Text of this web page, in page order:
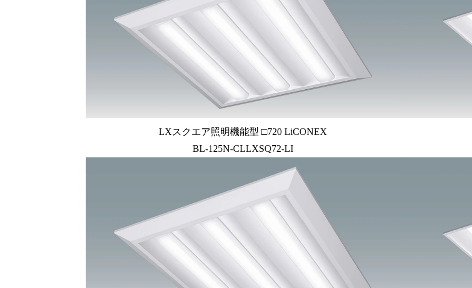
LXスクエア照明機能型 □720 LiCONEX
BL-125N-CLLXSQ72-LI